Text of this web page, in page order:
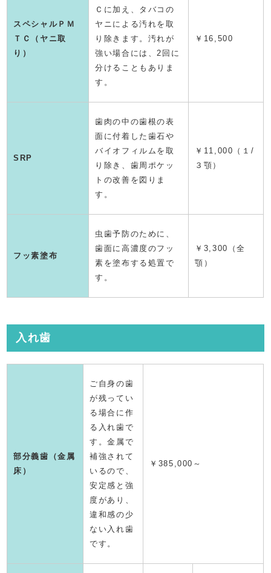
スペシャルＰＭ
ＴＣ（ヤニ取
り）
Ｃに加え、タバコの
ヤニによる汚れを取
り除きます。汚れが
強い場合には、2回に
分けることもありま
す。
￥16,500
SRP
歯肉の中の歯根の表
面に付着した歯石や
バイオフィルムを取
り除き、歯周ポケッ
トの改善を図りま
す。
￥11,000（１/
３顎）
フッ素塗布
虫歯予防のために、
歯面に高濃度のフッ
素を塗布する処置で
す。
￥3,300（全
顎）
入れ歯
部分義歯（金属
床）
ご自身の歯
が残ってい
る場合に作
る入れ歯で
す。金属で
補強されて
いるので、
安定感と強
度があり、
違和感の少
ない入れ歯
です。
￥385,000～